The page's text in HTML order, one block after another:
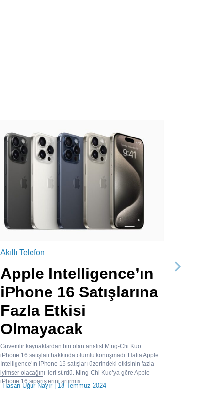
Akıllı Telefon
Apple Intelligence’ın
iPhone 16 Satışlarına
Fazla Etkisi
Olmayacak
Güvenilir kaynaklardan biri olan analist Ming-Chi Kuo,
iPhone 16 satışları hakkında olumlu konuşmadı. Hatta Apple
Intelligence’ın iPhone 16 satışları üzerindeki etkisinin fazla
iyimser olacağını ileri sürdü. Ming-Chi Kuo’ya göre Apple
iPhone 16 siparişlerini artırmış...
Hasan Uğur Nayır| 18 Temmuz 2024